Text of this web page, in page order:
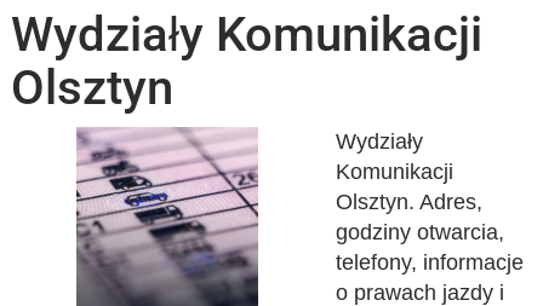
Wydziały Komunikacji
Olsztyn
Wydziały
Komunikacji
Olsztyn. Adres,
godziny otwarcia,
telefony, informacje
o prawach jazdy i